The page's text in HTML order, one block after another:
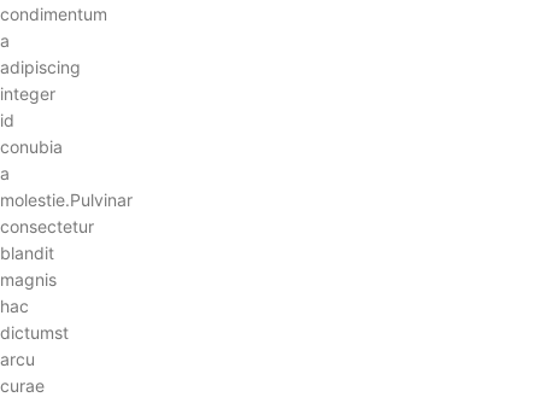
condimentum
a
adipiscing
integer
id
conubia
a
molestie.Pulvinar
consectetur
blandit
magnis
hac
dictumst
arcu
curae